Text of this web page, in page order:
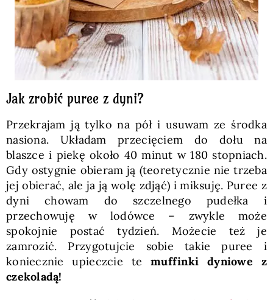
Jak zrobić puree z dyni?
Przekrajam ją tylko na pół i usuwam ze środka
nasiona. Układam przecięciem do dołu na
blaszce i piekę około 40 minut w 180 stopniach.
Gdy ostygnie obieram ją (teoretycznie nie trzeba
jej obierać, ale ja ją wolę zdjąć) i miksuję. Puree z
dyni chowam do szczelnego pudełka i
przechowuję w lodówce – zwykle może
spokojnie postać tydzień. Możecie też je
zamrozić. Przygotujcie sobie takie puree i
koniecznie upieczcie temuffinki dyniowe z
czekoladą!